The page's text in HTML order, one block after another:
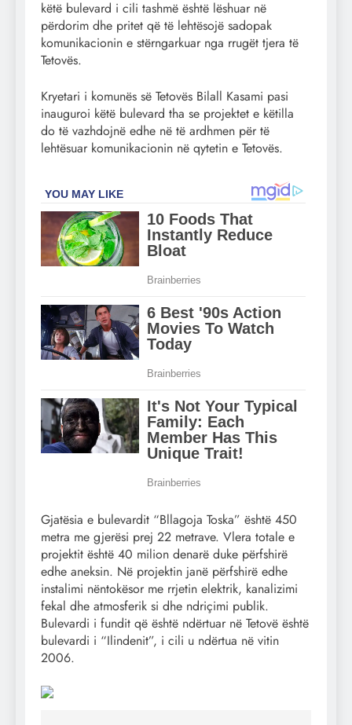
këtë bulevard i cili tashmë është lëshuar në
përdorim dhe pritet që të lehtësojë sadopak
komunikacionin e stërngarkuar nga rrugët tjera të
Tetovës.
Kryetari i komunës së Tetovës Bilall Kasami pasi
inauguroi këtë bulevard tha se projektet e këtilla
do të vazhdojnë edhe në të ardhmen për të
lehtësuar komunikacionin në qytetin e Tetovës.
Gjatësia e bulevardit “Bllagoja Toska” është 450
metra me gjerësi prej 22 metrave. Vlera totale e
projektit është 40 milion denarë duke përfshirë
edhe aneksin. Në projektin janë përfshirë edhe
instalimi nëntokësor me rrjetin elektrik, kanalizimi
fekal dhe atmosferik si dhe ndriçimi publik.
Bulevardi i fundit që është ndërtuar në Tetovë është
bulevardi i “Ilindenit”, i cili u ndërtua në vitin
2006.